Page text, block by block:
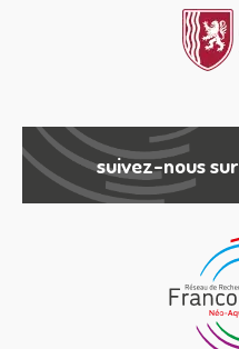
suivez-nous sur